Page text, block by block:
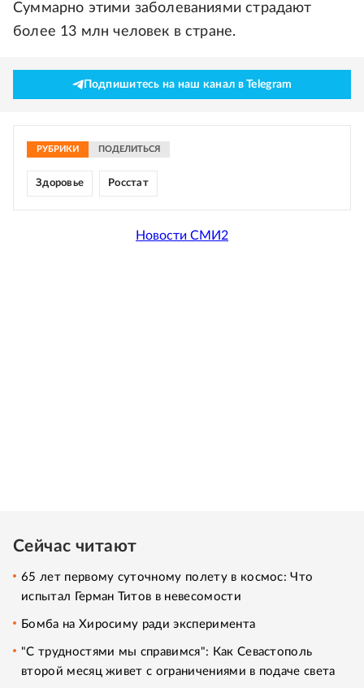
Суммарно этими заболеваниями страдают
более 13 млн человек в стране.
Подпишитесь на наш канал в Telegram
РУБРИКИ ПОДЕЛИТЬСЯ
Здоровье Росстат
Новости СМИ2
Сейчас читают
65 лет первому суточному полету в космос: Что
испытал Герман Титов в невесомости
Бомба на Хиросиму ради эксперимента
"С трудностями мы справимся": Как Севастополь
второй месяц живет с ограничениями в подаче света